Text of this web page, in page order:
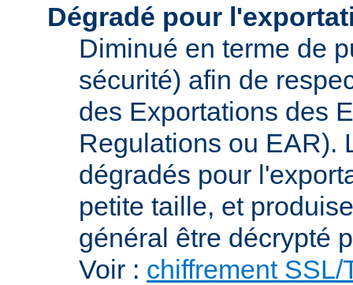
Dégradé pour
Diminué en terme de
sécurité) afin de
des Exportations des
Regulations ou EAR).
dégradés pour
petite taille, et
général être décrypté
Voir : chiffrement SSL/